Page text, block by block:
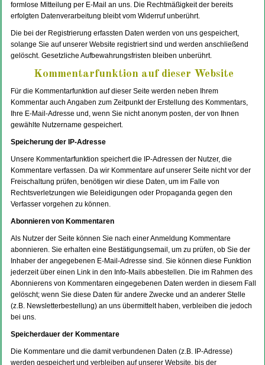
formlose Mitteilung per E-Mail an uns. Die Rechtmäßigkeit der bereits
erfolgten Datenverarbeitung bleibt vom Widerruf unberührt.
Die bei der Registrierung erfassten Daten werden von uns gespeichert,
solange Sie auf unserer Website registriert sind und werden anschließend
gelöscht. Gesetzliche Aufbewahrungsfristen bleiben unberührt.
Kommentarfunktion auf dieser Website
Für die Kommentarfunktion auf dieser Seite werden neben Ihrem
Kommentar auch Angaben zum Zeitpunkt der Erstellung des Kommentars,
Ihre E-Mail-Adresse und, wenn Sie nicht anonym posten, der von Ihnen
gewählte Nutzername gespeichert.
Speicherung der IP-Adresse
Unsere Kommentarfunktion speichert die IP-Adressen der Nutzer, die
Kommentare verfassen. Da wir Kommentare auf unserer Seite nicht vor der
Freischaltung prüfen, benötigen wir diese Daten, um im Falle von
Rechtsverletzungen wie Beleidigungen oder Propaganda gegen den
Verfasser vorgehen zu können.
Abonnieren von Kommentaren
Als Nutzer der Seite können Sie nach einer Anmeldung Kommentare
abonnieren. Sie erhalten eine Bestätigungsemail, um zu prüfen, ob Sie der
Inhaber der angegebenen E-Mail-Adresse sind. Sie können diese Funktion
jederzeit über einen Link in den Info-Mails abbestellen. Die im Rahmen des
Abonnierens von Kommentaren eingegebenen Daten werden in diesem Fall
gelöscht; wenn Sie diese Daten für andere Zwecke und an anderer Stelle
(z.B. Newsletterbestellung) an uns übermittelt haben, verbleiben die jedoch
bei uns.
Speicherdauer der Kommentare
Die Kommentare und die damit verbundenen Daten (z.B. IP-Adresse)
werden gespeichert und verbleiben auf unserer Website, bis der